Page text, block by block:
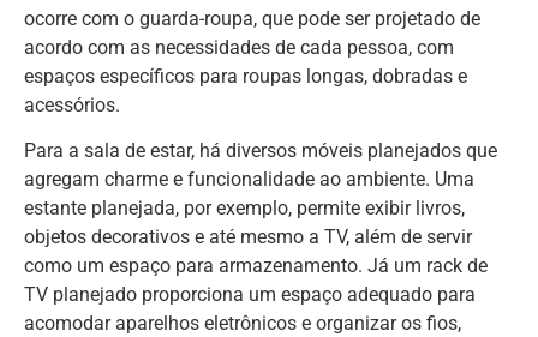
ocorre com o guarda-roupa, que pode ser projetado de
acordo com as necessidades de cada pessoa, com
espaços específicos para roupas longas, dobradas e
acessórios.
Para a sala de estar, há diversos móveis planejados que
agregam charme e funcionalidade ao ambiente. Uma
estante planejada, por exemplo, permite exibir livros,
objetos decorativos e até mesmo a TV, além de servir
como um espaço para armazenamento. Já um rack de
TV planejado proporciona um espaço adequado para
acomodar aparelhos eletrônicos e organizar os fios,